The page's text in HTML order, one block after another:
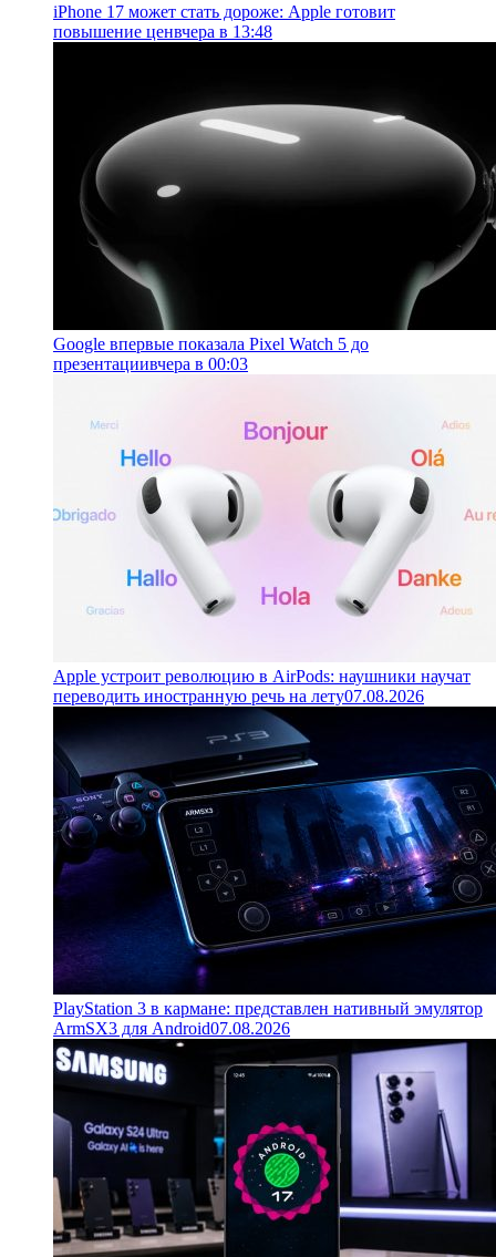
iPhone 17 может стать дороже: Apple готовит
повышение ценвчера в 13:48
Google впервые показала Pixel Watch 5 до
презентациивчера в 00:03
Apple устроит революцию в AirPods: наушники научат
переводить иностранную речь на лету07.08.2026
PlayStation 3 в кармане: представлен нативный эмулятор
ArmSX3 для Android07.08.2026